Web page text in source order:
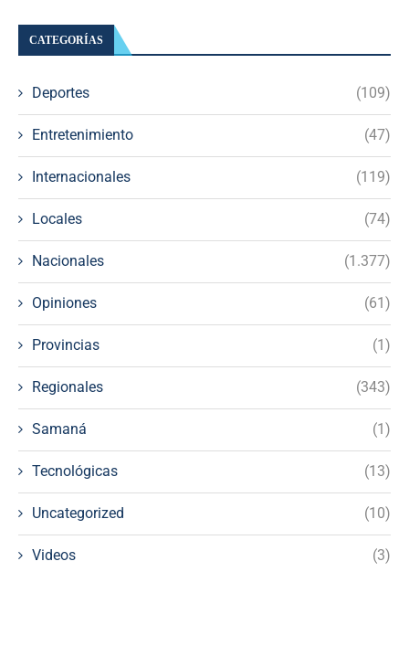
CATEGORÍAS
Deportes (109)
Entretenimiento (47)
Internacionales (119)
Locales (74)
Nacionales (1.377)
Opiniones (61)
Provincias (1)
Regionales (343)
Samaná (1)
Tecnológicas (13)
Uncategorized (10)
Videos (3)